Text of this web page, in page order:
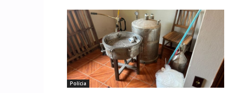
Polícia